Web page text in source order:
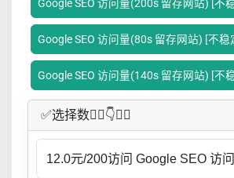
Google SEO 访问量(200s 留存网站) [不
Google SEO 访问量(80s 留存网站) [不稳
Google SEO 访问量(140s 留存网站) [不
✅​选择数👇🏻​​👇👇🏻​​